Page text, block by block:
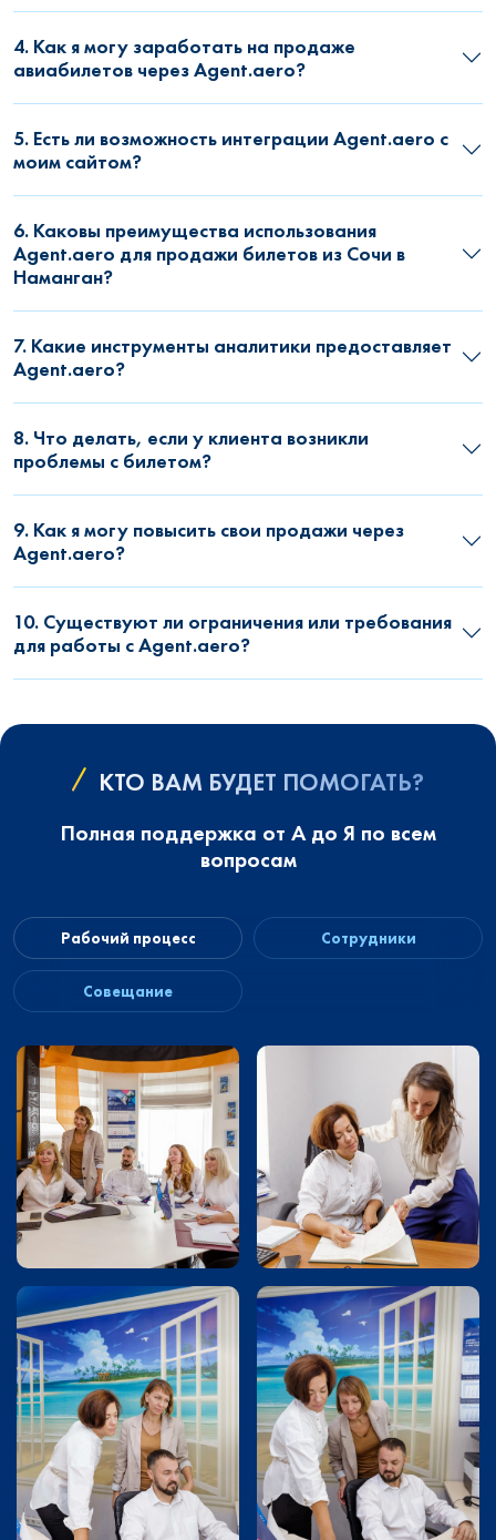
4. Как я могу заработать на продаже
авиабилетов через Agent.aero?
5. Есть ли возможность интеграции Agent.aero с
моим сайтом?
6. Каковы преимущества использования
Agent.aero для продажи билетов из Сочи в
Наманган?
7. Какие инструменты аналитики предоставляет
Agent.aero?
8. Что делать, если у клиента возникли
проблемы с билетом?
9. Как я могу повысить свои продажи через
Agent.aero?
10. Существуют ли ограничения или требования
для работы с Agent.aero?
КТО ВАМ БУДЕТ ПОМОГАТЬ?
Полная поддержка от А до Я по всем
вопросам
Рабочий процесс Сотрудники
Совещание